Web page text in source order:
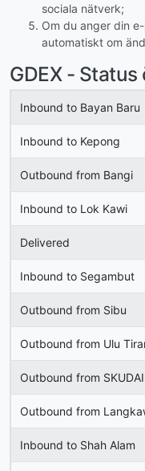
sociala nätverk;
Om du anger din
automatiskt om
GDEX -
Inbound to Bayan Baru
Inbound to Kepong
Outbound from Bangi
Inbound to Lok Kawi
Delivered
Inbound to Segambut
Outbound from Sibu
Outbound from Ulu
Outbound from SKUDAI
Outbound from
Inbound to Shah Alam